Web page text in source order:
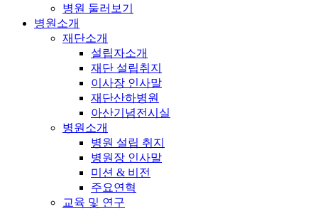
병원 둘러보기
병원소개
재단소개
설립자소개
재단 설립취지
이사장 인사말
재단산하병원
아산기념전시실
병원소개
병원 설립 취지
병원장 인사말
미션 & 비전
주요연혁
교육 및 연구